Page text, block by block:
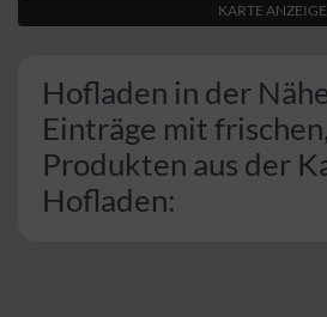
KARTE
Hofladen in der
Einträge mit
Produkten aus der
Hofladen: